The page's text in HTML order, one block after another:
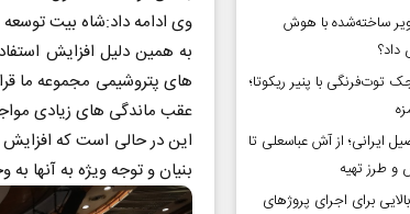
وی ادامه داد:شاه بیت
به همین دلیل افزایش
های پتروشیمی مجموعه ما
عقب ماندگی های زیادی
این در حالی است که
بنیان و توجه ویژه به آنها
ساخته‌شده با هوش
توت‌فرنگی با پنیر ریکوتا؛
ایرانی؛ از آش عباسعلی تا
طرز تهیه
برای اجرای پروژهای
چرایی عقب‌نشینی ترامپ؟